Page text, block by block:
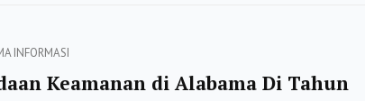
SUKSES
INFORMASI
Keamanan di Alabama Di Tahun